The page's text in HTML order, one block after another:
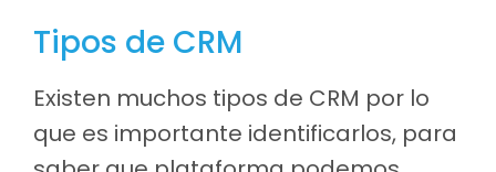
Tipos de CRM
Existen muchos tipos de CRM por lo
que es importante identificarlos, para